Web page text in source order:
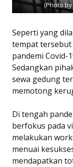
(Photo
Seperti yang
tempat
pandemi Covid-
Sedangkan
sewa gedung
memotong
Di tengah
berfokus pada
melakukan
menuai
mendapatkan